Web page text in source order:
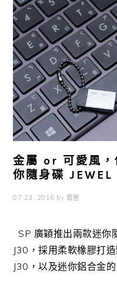
金屬 or 可愛風，
你隨身碟
07 23, 2016 by 雲爸
SP 廣穎推出兩款迷你
J30，採用柔軟橡膠打
J30，以及迷你鋁合金的